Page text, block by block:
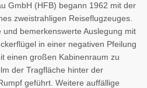
GmbH (HFB) begann 1962 mit der
zweistrahligen Reiseflugzeuges.
bemerkenswerte Auslegung mit
in einer negativen Pfeilung
einen großen Kabinenraum zu
der Tragfläche hinter der
geführt. Weitere auffällige